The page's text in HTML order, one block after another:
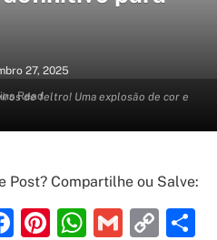
de feltro! Uma explosão de cor e
27, 2025
Read
Post? Compartilhe ou Salve:
Facebook
Pinterest
Gmail